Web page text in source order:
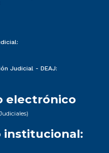
Judicial - DEAJ:
electrónico
institucional: